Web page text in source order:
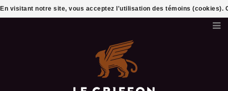
En visitant notre site, vous acceptez l'utilisation des témoins